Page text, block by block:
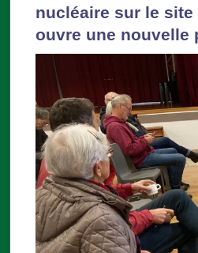
nucléaire sur le site
ouvre une nouvelle